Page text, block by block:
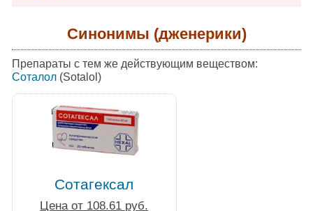
Синонимы (дженерики)
Препараты с тем же действующим веществом:
Соталол(Sotalol)
Сотагексал
Цена от 108.61 руб.